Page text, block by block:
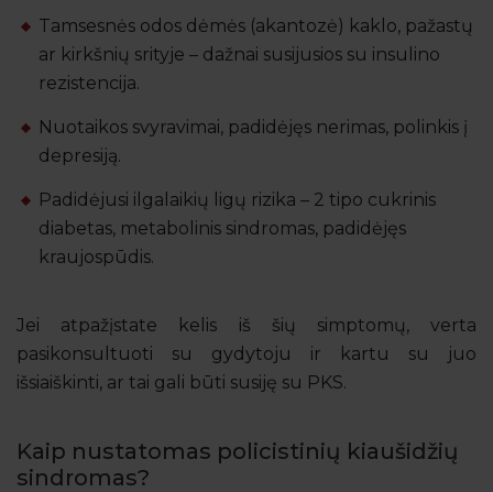
Tamsesnės odos dėmės (akantozė) kaklo, pažastų
ar kirkšnių srityje – dažnai susijusios su insulino
rezistencija.
Nuotaikos svyravimai, padidėjęs nerimas, polinkis į
depresiją.
Padidėjusi ilgalaikių ligų rizika – 2 tipo cukrinis
diabetas, metabolinis sindromas, padidėjęs
kraujospūdis.
Jei atpažįstate kelis iš šių simptomų, verta
pasikonsultuoti su gydytoju ir kartu su juo
išsiaiškinti, ar tai gali būti susiję su PKS.
Kaip nustatomas policistinių kiaušidžių
sindromas?